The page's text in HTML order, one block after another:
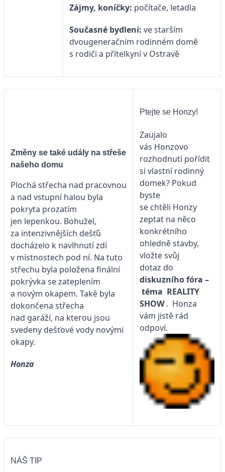
Zájmy, koníčky: počítače, letadla
Současné bydlení: ve starším
dvougeneračním rodinném domě
s rodiči a přítelkyní v Ostravě
Změny se také udály na střeše
našeho domu
Plochá střecha nad pracovnou
a nad vstupní halou byla
pokryta prozatím
jen lepenkou. Bohužel,
za intenzivnějších dešťů
docházelo k navlhnutí zdí
v místnostech pod ní. Na tuto
střechu byla položena finální
pokrývka se zateplením
a novým okapem. Také byla
dokončena střecha
nad garáží, na kterou jsou
svedeny dešťové vody novými
okapy.
Honza
Ptejte se Honzy!
Zaujalo
vás Honzovo
rozhodnutí pořídit
si vlastní rodinný
domek? Pokud
byste
se chtěli Honzy
zeptat na něco
konkrétního
ohledně stavby,
vložte svůj
dotaz do
diskuzního fóra –
téma REALITY
SHOW. Honza
vám jistě rád
odpoví.
NÁŠ TIP